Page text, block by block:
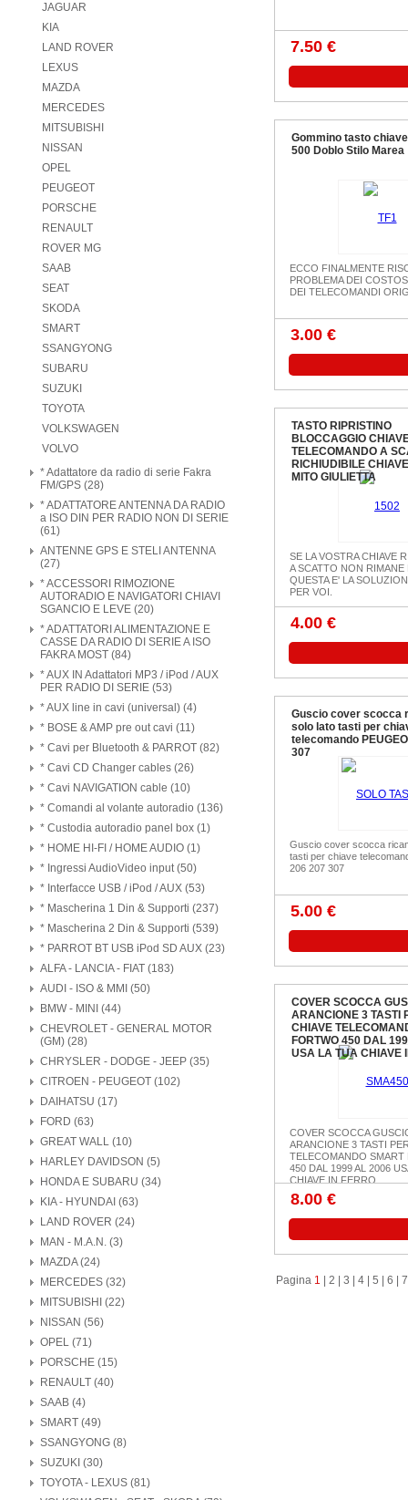
JAGUAR
KIA
LAND ROVER
LEXUS
MAZDA
MERCEDES
MITSUBISHI
NISSAN
OPEL
PEUGEOT
PORSCHE
RENAULT
ROVER MG
SAAB
SEAT
SKODA
SMART
SSANGYONG
SUBARU
SUZUKI
TOYOTA
VOLKSWAGEN
VOLVO
* Adattatore da radio di serie Fakra
FM/GPS (28)
* ADATTATORE ANTENNA DA RADIO
a ISO DIN PER RADIO NON DI SERIE
(61)
ANTENNE GPS E STELI ANTENNA
(27)
* ACCESSORI RIMOZIONE
AUTORADIO E NAVIGATORI CHIAVI
SGANCIO E LEVE (20)
* ADATTATORI ALIMENTAZIONE E
CASSE DA RADIO DI SERIE A ISO
FAKRA MOST (84)
* AUX IN Adattatori MP3 / iPod / AUX
PER RADIO DI SERIE (53)
* AUX line in cavi (universal) (4)
* BOSE & AMP pre out cavi (11)
* Cavi per Bluetooth & PARROT (82)
* Cavi CD Changer cables (26)
* Cavi NAVIGATION cable (10)
* Comandi al volante autoradio (136)
* Custodia autoradio panel box (1)
* HOME HI-FI / HOME AUDIO (1)
* Ingressi AudioVideo input (50)
* Interfacce USB / iPod / AUX (53)
* Mascherina 1 Din & Supporti (237)
* Mascherina 2 Din & Supporti (539)
* PARROT BT USB iPod SD AUX (23)
ALFA - LANCIA - FIAT (183)
AUDI - ISO & MMI (50)
BMW - MINI (44)
CHEVROLET - GENERAL MOTOR
(GM) (28)
CHRYSLER - DODGE - JEEP (35)
CITROEN - PEUGEOT (102)
DAIHATSU (17)
FORD (63)
GREAT WALL (10)
HARLEY DAVIDSON (5)
HONDA E SUBARU (34)
KIA - HYUNDAI (63)
LAND ROVER (24)
MAN - M.A.N. (3)
MAZDA (24)
MERCEDES (32)
MITSUBISHI (22)
NISSAN (56)
OPEL (71)
PORSCHE (15)
RENAULT (40)
SAAB (4)
SMART (49)
SSANGYONG (8)
SUZUKI (30)
TOYOTA - LEXUS (81)
7.50 €
Gommino tasto
500 Doblo St​ilo Marea
ECCO FINALMENTE
PROBLEMA DEI
DEI TELECOMANDI
3.00 €
TASTO RIPRISTINO
BLOCCAGGIO
TELECOMANDO A
RICHIUDIBILE
MITO GIULIETTA
SE LA VOSTRA CHIAVE
A SCATTO NON RIMANE
QUESTA E' LA
PER VOI.
4.00 €
Guscio cover scocca
solo lato tasti per
telecomando
307
Guscio cover scocca
tasti per chiave
206 207 307
5.00 €
COVER SCOCCA
ARANCIONE 3 TASTI
CHIAVE
FORTWO 450 DAL
USA LA TUA CHIAVE
COVER SCOCCA
ARANCIONE 3 TASTI
TELECOMANDO SMART
450 DAL 1999 AL 2006
CHIAVE IN FERRO
8.00 €
Pagina 1 2 3 4| 5 6 7